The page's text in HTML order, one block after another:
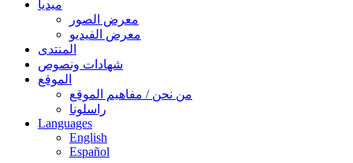
ميديا
معرض الصور
معرض الفيديو
المنتدى
شهادات ونصوص
الموقع
من نحن / مفاهيم الموقع
راسلونا
Languages
English
Español